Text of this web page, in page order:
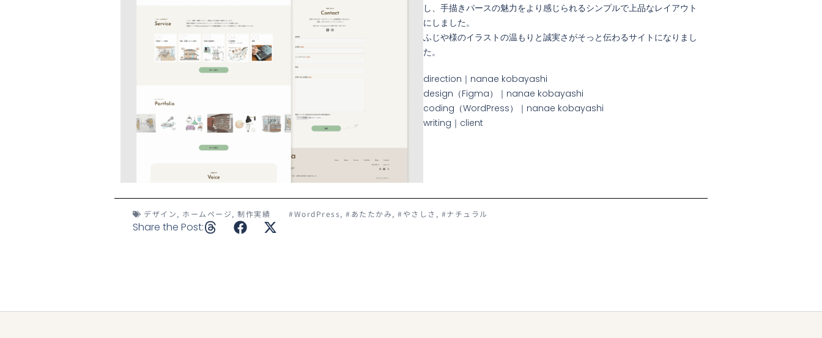
し、手描きパースの魅力をより感じられるシンプルで上品なレイアウト
にしました。
ふじや様のイラストの温もりと誠実さがそっと伝わるサイトになりまし
た。
direction ｜nanae kobayashi
design（Figma）｜nanae kobayashi
coding（WordPress）｜nanae kobayashi
writing｜client
デザイン, ホームページ, 制作実績 #WordPress, #あたたかみ, #やさしさ , #ナチュラル
Share the Post: